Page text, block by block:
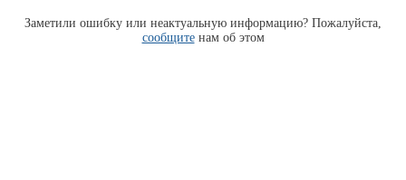
Заметили ошибку или неактуальную информацию? Пожалуйста,
сообщитенам об этом